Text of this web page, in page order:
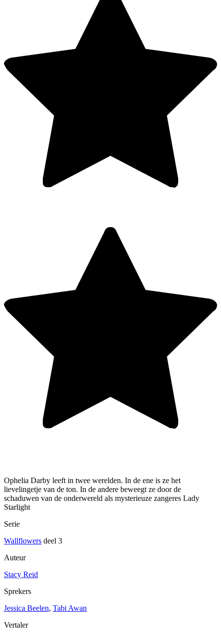
Ophelia Darby leeft in twee werelden. In de ene is ze het
lievelingetje van de ton. In de andere beweegt ze door de
schaduwen van de onderwereld als mysterieuze zangeres Lady
Starlight
Serie
Wallflowers deel 3
Auteur
Stacy Reid
Sprekers
Jessica Beelen, Tabi Awan
Vertaler